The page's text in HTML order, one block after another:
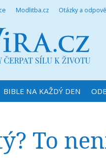
Modlitba.cz Otázky a
BIBLE NA KAŽDÝ DEN
To